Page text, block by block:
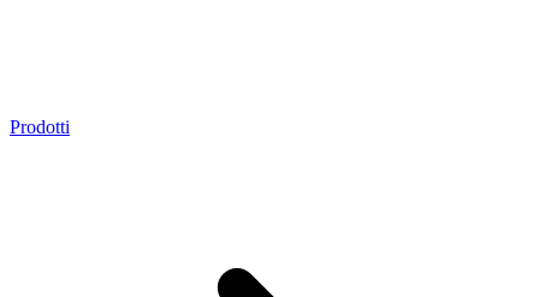
Prodotti